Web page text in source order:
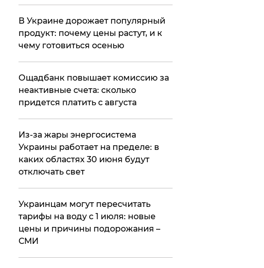
В Украине дорожает популярный
продукт: почему цены растут, и к
чему готовиться осенью
​Ощадбанк повышает комиссию за
неактивные счета: сколько
придется платить с августа
Из-за жары энергосистема
Украины работает на пределе: в
каких областях 30 июня будут
отключать свет
Украинцам могут пересчитать
тарифы на воду с 1 июля: новые
цены и причины подорожания –
СМИ